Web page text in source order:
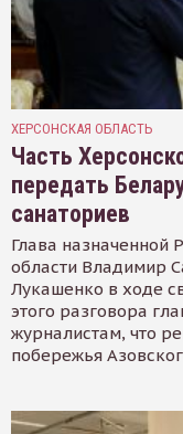
ХЕРСОНСКАЯ ОБЛАСТЬ
Часть
передать
санаториев
Глава назначенной
области Владимир
Лукашенко в ходе
этого разговора
журналистам, что
побережья